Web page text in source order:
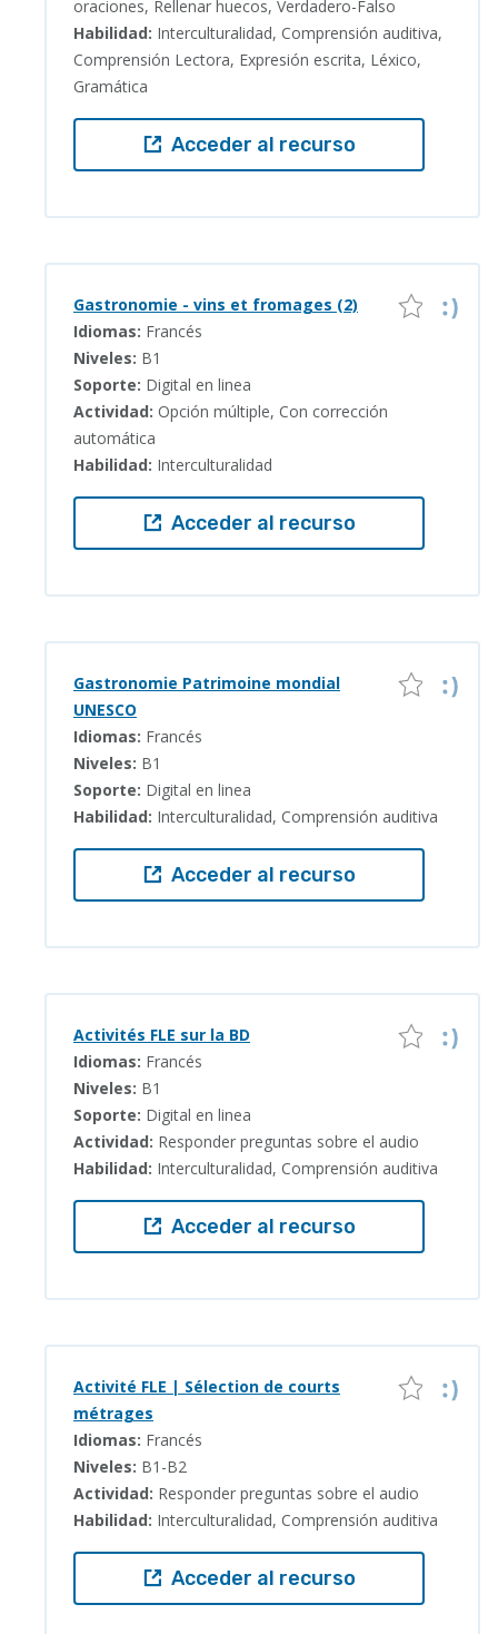
oraciones, Rellenar huecos, Verdadero-Falso
Habilidad: Interculturalidad, Comprensión auditiva,
Comprensión Lectora, Expresión escrita, Léxico,
Gramática
Acceder al recurso
Gastronomie - vins et fromages (2)
Idiomas: Francés
Niveles: B1
Soporte: Digital en linea
Actividad: Opción múltiple, Con corrección
automática
Habilidad: Interculturalidad
Acceder al recurso
Gastronomie Patrimoine mondial
UNESCO
Idiomas: Francés
Niveles: B1
Soporte: Digital en linea
Habilidad: Interculturalidad, Comprensión auditiva
Acceder al recurso
Activités FLE sur la BD
Idiomas: Francés
Niveles: B1
Soporte: Digital en linea
Actividad: Responder preguntas sobre el audio
Habilidad: Interculturalidad, Comprensión auditiva
Acceder al recurso
Activité FLE | Sélection de courts
métrages
Idiomas: Francés
Niveles: B1-B2
Actividad: Responder preguntas sobre el audio
Habilidad: Interculturalidad, Comprensión auditiva
Acceder al recurso